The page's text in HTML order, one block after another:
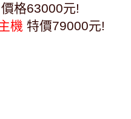
價格63000元!
機 特價79000元!